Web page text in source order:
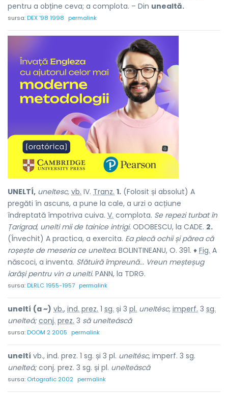
pentru a obține ceva; a complota. – Din unealtă.
sursa:DEX '98 1998 permalink
UNELTÍ, uneltesc, vb. IV. Tranz. 1. (Folosit și absolut) A
pregăti în ascuns, a pune la cale, a urzi o acțiune
îndreptată împotriva cuiva. V. complota. Se repezi turbat în
Țarigrad, unelti mii de tainice intrigi. ODOBESCU, la CADE. 2.
(Învechit) A practica, a exercita. Ea plecă ochii și părea că
roșește de meseria ce uneltea. BOLINTINEANU, O. 391. ♦ Fig. A
născoci, a inventa. Sfătuiră împreună... Vreun meșteșug
iarăși pentru vin a unelti. PANN, la TDRG.
sursa:DLRLC 1955-1957 permalink
uneltí (a ~) vb., ind. prez. 1 sg. și 3 pl. uneltésc, imperf. 3 sg.
unelteá; conj. prez. 3 să unelteáscă
sursa:DOOM 2 2005 permalink
uneltí vb., ind. prez. 1 sg. și 3 pl. uneltésc, imperf. 3 sg.
unelteá;conj. prez. 3 sg. și pl. unelteáscă
sursa: Ortografic 2002 permalink